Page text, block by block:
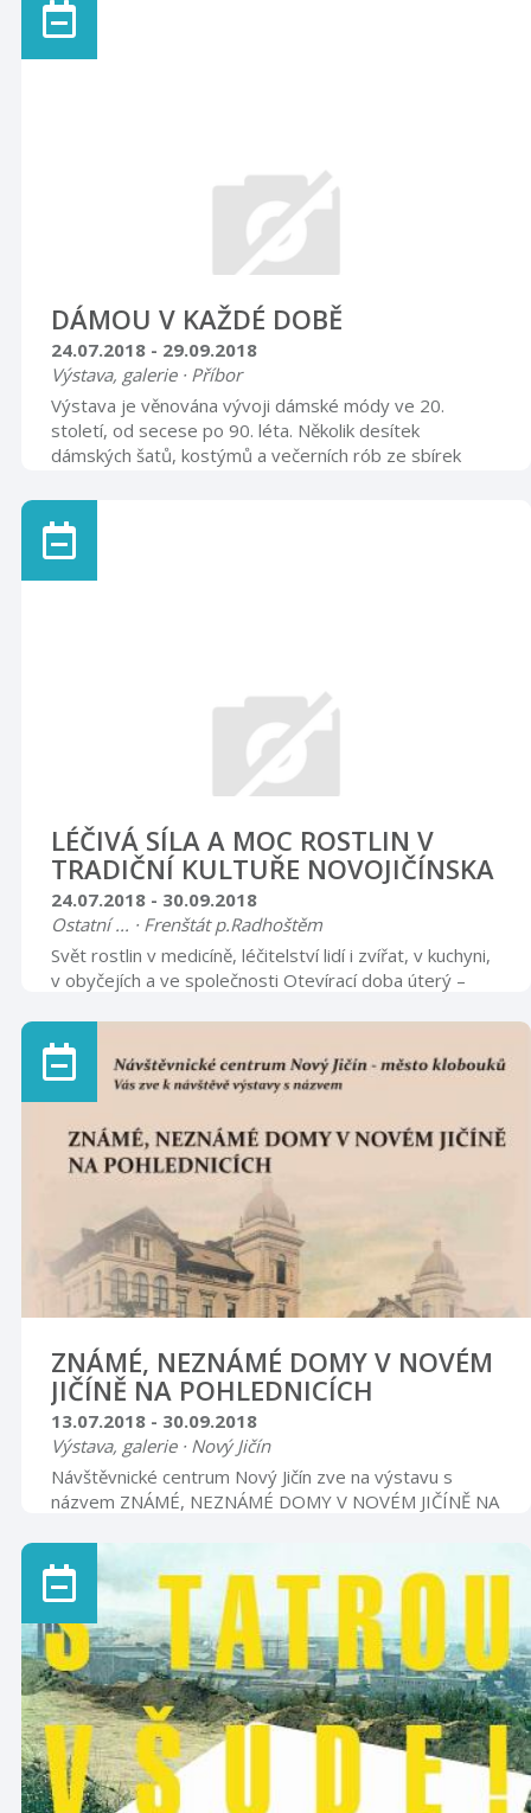
DÁMOU V KAŽDÉ DOBĚ
24.07.2018 - 29.09.2018
Výstava, galerie · Příbor
Výstava je věnována vývoji dámské módy ve 20.
století, od secese po 90. léta. Několik desítek
dámských šatů, kostýmů a večerních rób ze sbírek
(klobouky, kabelky, rukavice, obuv a šperky). Otevírací
doba úterý, středa, čtvrtek 8.00 – 12.00 13.00 – 16.00
sobota 9.00 – 17.00
LÉČIVÁ SÍLA A MOC ROSTLIN V
TRADIČNÍ KULTUŘE NOVOJIČÍNSKA
24.07.2018 - 30.09.2018
Ostatní ... · Frenštát p.Radhoštěm
Svět rostlin v medicíně, léčitelství lidí i zvířat, v kuchyni,
v obyčejích a ve společnosti Otevírací doba úterý –
ZNÁMÉ, NEZNÁMÉ DOMY V NOVÉM
JIČÍNĚ NA POHLEDNICÍCH
13.07.2018 - 30.09.2018
Výstava, galerie · Nový Jičín
Návštěvnické centrum Nový Jičín zve na výstavu s
názvem ZNÁMÉ, NEZNÁMÉ DOMY V NOVÉM JIČÍNĚ NA
placené expozici klobouků návštěvnického centra. Při
vernisáži dne 3. července bude výstava zdarma.
Těšíme se na Vás.